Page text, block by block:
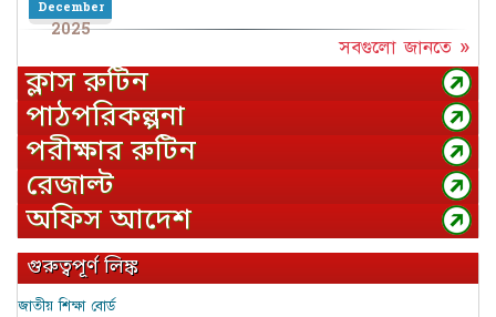
December
2025
সবগুলো জানতে »
ক্লাস রুটিন
পাঠপরিকল্পনা
পরীক্ষার রুটিন
রেজাল্ট
অফিস আদেশ
গুরুত্বপূর্ণ লিঙ্ক
জাতীয় শিক্ষা বোর্ড